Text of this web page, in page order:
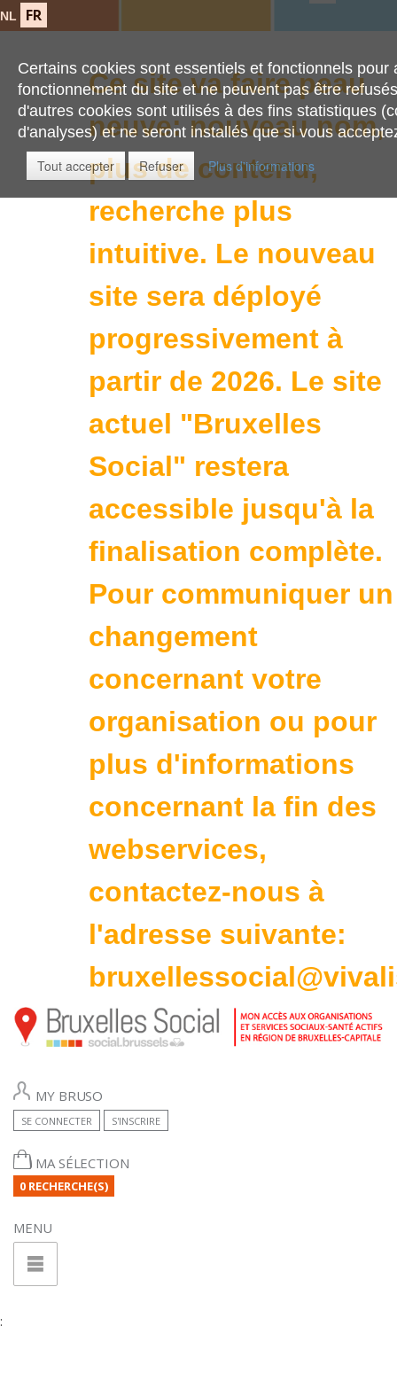
NL FR
Certains cookies sont essentiels et fonctionnels pour
fonctionnement du site et ne peuvent pas être
d'autres cookies sont utilisés à des fins statistiques
d'analyses) et ne seront installés que si vous
Tout accepter
Refuser Plus d'informations
Ce site va faire peau
neuve: nouveau nom,
plus de contenu,
recherche plus
intuitive. Le nouveau
site sera déployé
progressivement à
partir de 2026. Le site
actuel "Bruxelles
Social" restera
accessible jusqu'à la
finalisation complète.
Pour communiquer un
changement
concernant votre
organisation ou pour
plus d'informations
concernant la fin des
webservices,
contactez-nous à
l'adresse suivante:
MY BRUSO
SE CONNECTER S'INSCRIRE
MA SÉLECTION
0 RECHERCHE(S)
MENU
: